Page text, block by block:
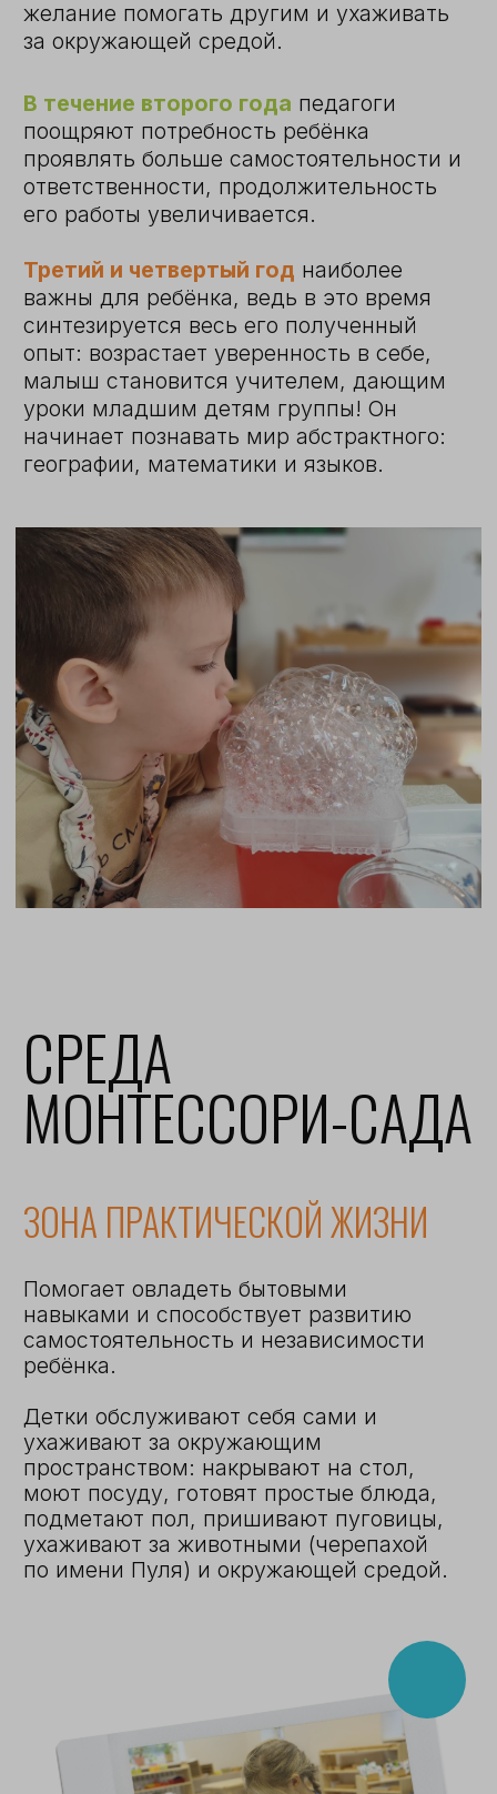
Даёт возможность утончать чувства и
углубляться в познание мира.
Малыши развивают зрение, слух,
В дальнейшем это ведет не только к
более полному пониманию мира, но
значительно расширяет словарный
запас ребёнка, помогая ему детально
описывать предметы и собственные
ощущения: «Что звучит громче?», «Что
ощущается холоднее, а что — теплее?»
ЗОНА СЕНСОРНОГО РАЗВИТИЯ
Содержит все необходимые
количество, погружаются в красоту
десятичной системы от единиц до
тысяч.
Учит детей видеть границы и
контуры, контролировать руку при
письме и на тактильном уровне
воспринимать написание той или
иной буквы. Вместе с педагогом дети
изучают огромное количество
письма к чтению.
ЗОНА МАТЕМАТИКИ